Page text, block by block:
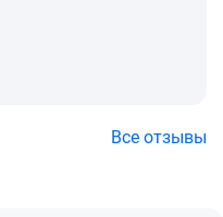
Все отзывы